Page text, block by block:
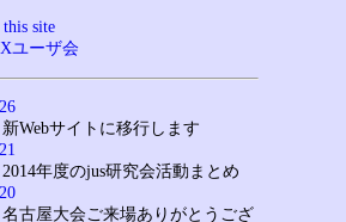
this site
ユーザ会
. 新Webサイトに移行します
. 2014年度のjus研究会活動まとめ
. 名古屋大会ご来場ありがとうござ